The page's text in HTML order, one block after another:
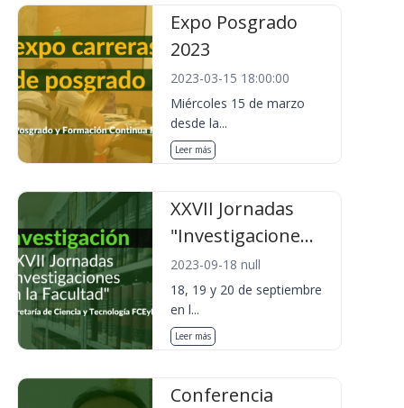
Expo Posgrado
2023
2023-03-15 18:00:00
Miércoles 15 de marzo
desde la...
Leer más
XXVII Jornadas
"Investigacione...
2023-09-18 null
18, 19 y 20 de septiembre
en l...
Leer más
Conferencia